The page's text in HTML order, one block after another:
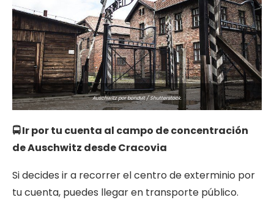
Auschwitz por bondvit / Shutterstock.
🚍 Ir por tu cuenta al campo de concentración
de Auschwitz desde Cracovia
Si decides ir a recorrer el centro de exterminio por
tu cuenta, puedes llegar en transporte público.